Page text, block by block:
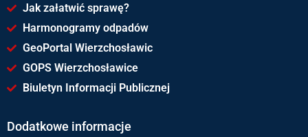
Jak załatwić sprawę?
Harmonogramy odpadów
GeoPortal Wierzchosławic
GOPS Wierzchosławice
Biuletyn Informacji Publicznej
Dodatkowe informacje